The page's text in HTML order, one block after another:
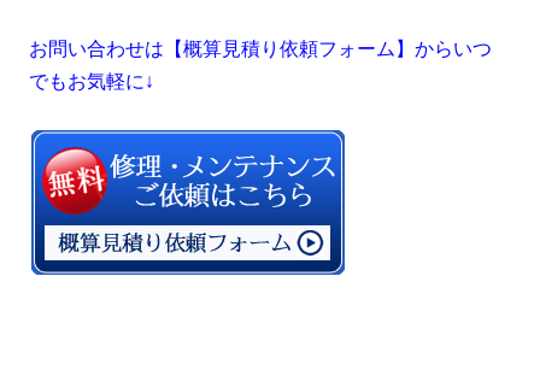
お問い合わせは【概算見積り依頼フォーム】からいつ
でもお気軽に↓